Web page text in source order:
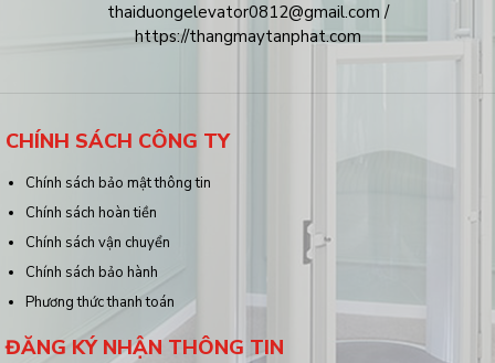
thaiduongelevator0812@gmail.com /
https://thangmaytanphat.com
CHÍNH SÁCH CÔNG TY
Chính sách bảo mật thông tin
Chính sách hoàn tiền
Chính sách vận chuyển
Chính sách bảo hành
Phương thức thanh toán
ĐĂNG KÝ NHẬN THÔNG TIN